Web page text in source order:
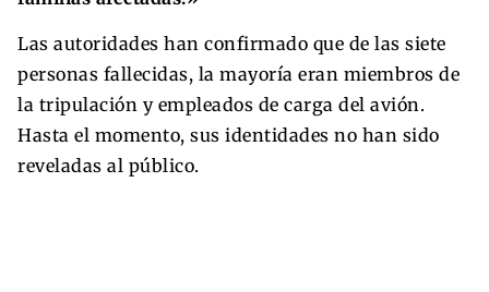
Las autoridades han confirmado que de las siete
personas fallecidas, la mayoría eran miembros de
la tripulación y empleados de carga del avión.
Hasta el momento, sus identidades no han sido
reveladas al público.